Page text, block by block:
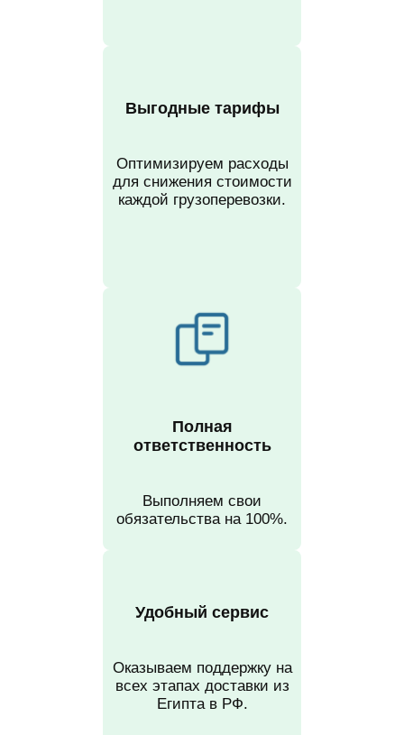
Выгодные тарифы
Оптимизируем расходы
для снижения стоимости
каждой грузоперевозки.
Полная
ответственность
Выполняем свои
обязательства на 100%.
Удобный сервис
Оказываем поддержку на
всех этапах доставки из
Египта в РФ.